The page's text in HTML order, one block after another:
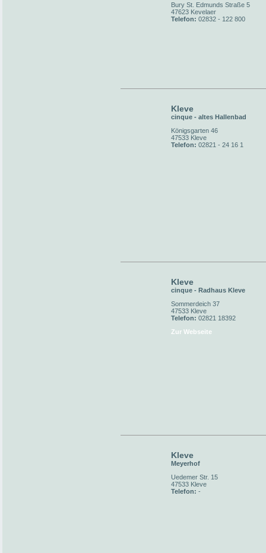
Bury St. Edmunds Straße 5
47623 Kevelaer
Telefon: 02832 - 122 800
Kleve
cinque - altes Hallenbad
Königsgarten 46
47533 Kleve
Telefon: 02821 - 24 16 1
Kleve
cinque - Radhaus Kleve
Sommerdeich 37
47533 Kleve
Telefon: 02821 18392
Zur Webseite
Kleve
Meyerhof
Uedemer Str. 15
47533 Kleve
Telefon: -